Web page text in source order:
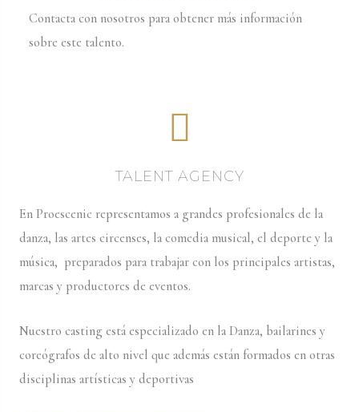
Contacta con nosotros para obtener más información
sobre este talento.
TALENT AGENCY
En Proescenic representamos a grandes profesionales de la
danza, las artes circenses, la comedia musical, el deporte y la
música, preparados para trabajar con los principales artistas,
marcas y productores de eventos.
Nuestro casting está especializado en la Danza, bailarines y
coreógrafos de alto nivel que además están formados en otras
disciplinas artísticas y deportivas